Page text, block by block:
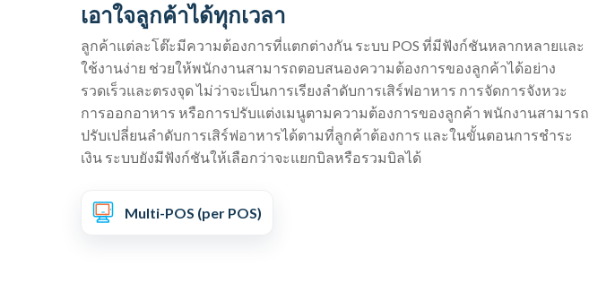
เอาใจลูกค้าได้ทุกเวลา
ลูกค้าแต่ละโต๊ะมีความต้องการที่แตกต่างกัน ระบบ POS ที่มีฟังก์ชันหลากหลายและ
ใช้งานง่าย ช่วยให้พนักงานสามารถตอบสนองความต้องการของลูกค้าได้อย่าง
รวดเร็วและตรงจุด ไม่ว่าจะเป็นการเรียงลำดับการเสิร์ฟอาหาร การจัดการจังหวะ
การออกอาหาร หรือการปรับแต่งเมนูตามความต้องการของลูกค้า พนักงานสามารถ
ปรับเปลี่ยนลำดับการเสิร์ฟอาหารได้ตามที่ลูกค้าต้องการ และในขั้นตอนการชำระ
เงิน ระบบยังมีฟังก์ชันให้เลือกว่าจะแยกบิลหรือรวมบิลได้
Multi-POS (per POS)